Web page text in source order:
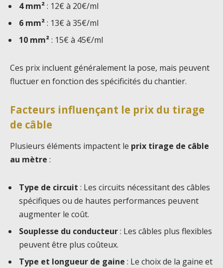
4 mm²: 12€ à 20€/ml
6 mm²: 13€ à 35€/ml
10 mm²: 15€ à 45€/ml
Ces prix incluent généralement la pose, mais peuvent
fluctuer en fonction des spécificités du chantier.
Facteurs influençant le prix du tirage
de câble
Plusieurs éléments impactent le prix tirage de câble
au mètre :
Type de circuit : Les circuits nécessitant des câbles
spécifiques ou de hautes performances peuvent
augmenter le coût.
Souplesse du conducteur: Les câbles plus flexibles
peuvent être plus coûteux.
Type et longueur de gaine : Le choix de la gaine et